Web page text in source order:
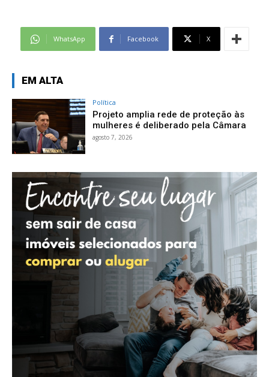
WhatsApp Facebook X
EM ALTA
Política
Projeto amplia rede de proteção às
mulheres é deliberado pela Câmara
agosto 7, 2026